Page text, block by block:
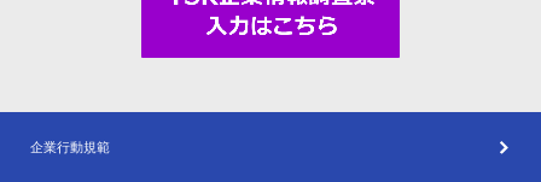
企業行動規範